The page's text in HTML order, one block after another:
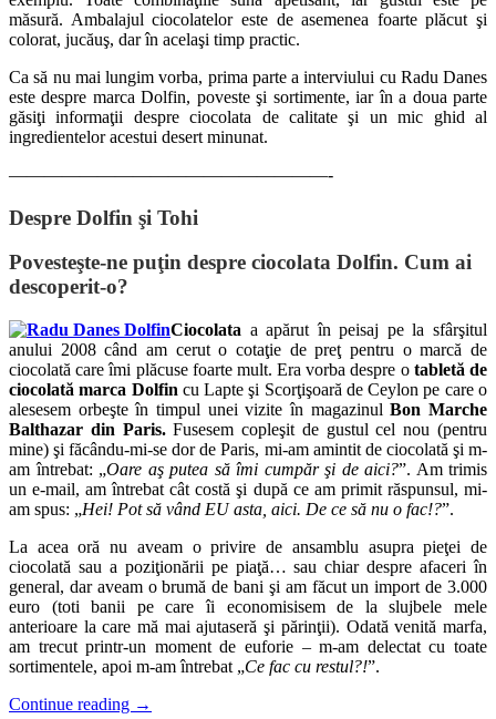
măsură. Ambalajul ciocolatelor este de asemenea foarte plăcut şi
colorat, jucăuş, dar în acelaşi timp practic.
Ca să nu mai lungim vorba, prima parte a interviului cu Radu Danes
este despre marca Dolfin, poveste şi sortimente, iar în a doua parte
găsiţi informaţii despre ciocolata de calitate şi un mic ghid al
ingredientelor acestui desert minunat.
——————————————————-
Despre Dolfin şi Tohi
Povesteşte-ne puţin despre ciocolata Dolfin. Cum ai
descoperit-o?
Ciocolata a apărut în peisaj pe la sfârşitul
anului 2008 când am cerut o cotaţie de preţ pentru o marcă de
ciocolată care îmi plăcuse foarte mult. Era vorba despre o tabletă de
ciocolată marca Dolfin cu Lapte şi Scorţişoară de Ceylon pe care o
alesesem orbeşte în timpul unei vizite în magazinulBon Marche
Balthazar din Paris.Fusesem copleşit de gustul cel nou (pentru
mine) şi făcându-mi-se dor de Paris, mi-am amintit de ciocolată şi m-
am întrebat: „Oare aş putea să îmi cumpăr şi de aici?”. Am trimis
un e-mail, am întrebat cât costă şi după ce am primit răspunsul, mi-
am spus: „Hei! Pot să vând EU asta, aici. De ce să nu o fac!?”.
La acea oră nu aveam o privire de ansamblu asupra pieţei de
ciocolată sau a poziţionării pe piaţă… sau chiar despre afaceri în
general, dar aveam o brumă de bani şi am făcut un import de 3.000
euro (toti banii pe care îi economisisem de la slujbele mele
anterioare la care mă mai ajutaseră şi părinţii). Odată venită marfa,
am trecut printr-un moment de euforie – m-am delectat cu toate
sortimentele, apoi m-am întrebat „Ce fac cu restul?!”.
Continue reading →